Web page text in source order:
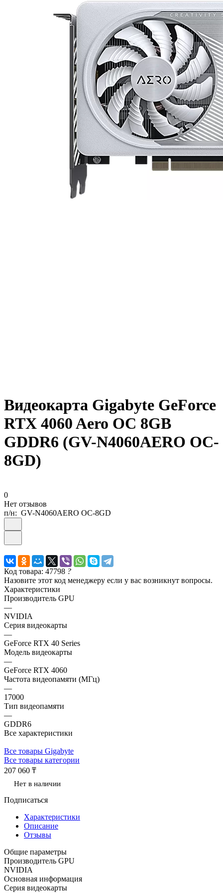
Видеокарта Gigabyte GeForce
RTX 4060 Aero OC 8GB
GDDR6 (GV-N4060AERO OC-
8GD)
0
Нет отзывов
п/н: GV-N4060AERO OC-8GD
Код товара: 47798 ?
Назовите этот код менеджеру если у вас возникнут вопросы.
Характеристики
Производитель GPU
—
NVIDIA
Серия видеокарты
—
GeForce RTX 40 Series
Модель видеокарты
—
GeForce RTX 4060
Частота видеопамяти (МГц)
—
17000
Тип видеопамяти
—
GDDR6
Все характеристики
Все товары Gigabyte
Все товары категории
207 060 ₸
Нет в наличии
Подписаться
Характеристики
Описание
Отзывы
Общие параметры
Производитель GPU
NVIDIA
Основная информация
Серия видеокарты